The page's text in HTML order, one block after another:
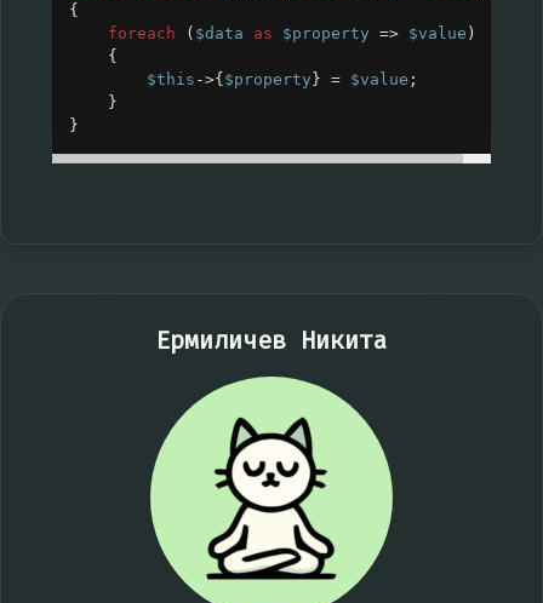
{
foreach ( $data as $property => $value )
{
$this ->{ $property } = $value ;
}
}
Ермиличев Никита